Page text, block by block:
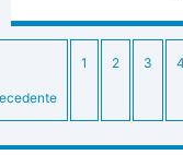
1 2 3 4